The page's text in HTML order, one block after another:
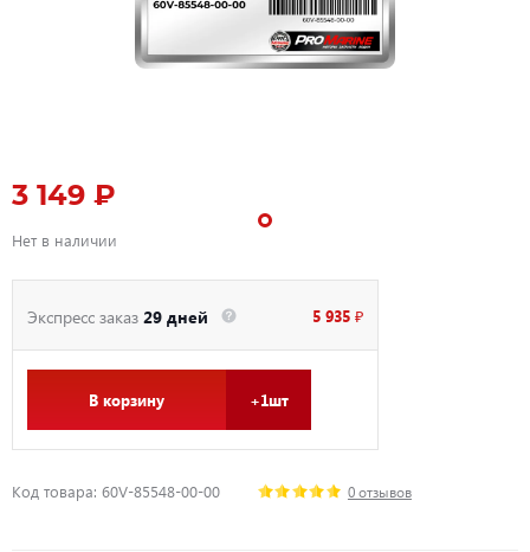
3 149 ₽
Нет в наличии
Экспресс заказ 29 дней 5 935 ₽
В корзину +1шт
Код товара: 60V-85548-00-00 0 отзывов